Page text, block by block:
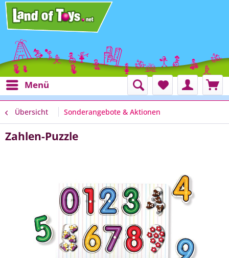
Menü
Übersicht Sonderangebote & Aktionen
Zahlen-Puzzle